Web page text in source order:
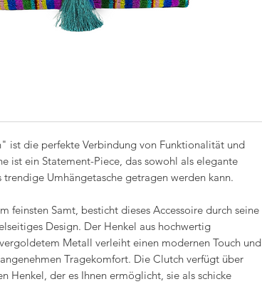
ist die perfekte Verbindung von Funktionalität und
ist ein Statement-Piece, das sowohl als elegante
trendige Umhängetasche getragen werden kann.
feinsten Samt, besticht dieses Accessoire durch seine
Design. Der Henkel aus hochwertig
Metall verleiht einen modernen Touch und
Tragekomfort. Die Clutch verfügt über
Henkel, der es Ihnen ermöglicht, sie als schicke